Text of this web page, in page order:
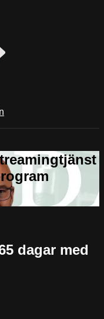
dagar med